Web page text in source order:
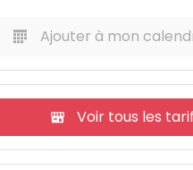
Ajouter à mon
Voir tous les